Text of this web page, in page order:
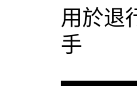
用於退
手